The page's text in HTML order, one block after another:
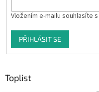
Vložením e-mailu souhlasíte s
PŘIHLÁSIT SE
Toplist